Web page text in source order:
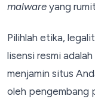
malware yang
Pilihlah etika,
lisensi resmi
menjamin situs
oleh pengembang